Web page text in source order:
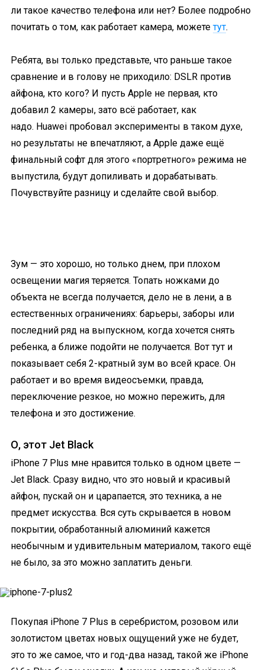
ли такое качество телефона или нет? Более подробно
почитать о том, как работает камера, можететут.
Ребята, вы только представьте, что раньше такое
сравнение и в голову не приходило: DSLR против
айфона, кто кого? И пусть Apple не первая, кто
добавил 2 камеры, зато всё работает, как
надо. Huawei пробовал эксперименты в таком духе,
но результаты не впечатляют, а Apple даже ещё
финальный софт для этого «портретного» режима не
выпустила, будут допиливать и дорабатывать.
Почувствуйте разницу и сделайте свой выбор.
Зум — это хорошо, но только днем, при плохом
освещении магия теряется. Топать ножками до
объекта не всегда получается, дело не в лени, а в
естественных ограничениях: барьеры, заборы или
последний ряд на выпускном, когда хочется снять
ребенка, а ближе подойти не получается. Вот тут и
показывает себя 2-кратный зум во всей красе. Он
работает и во время видеосъемки, правда,
переключение резкое, но можно пережить, для
телефона и это достижение.
О, этот Jet Black
iPhone 7 Plus мне нравится только в одном цвете —
Jet Black. Сразу видно, что это новый и красивый
айфон, пускай он и царапается, это техника, а не
предмет искусства. Вся суть скрывается в новом
покрытии, обработанный алюминий кажется
необычным и удивительным материалом, такого ещё
не было, за это можно заплатить деньги.
Покупая iPhone 7 Plus в серебристом, розовом или
золотистом цветах новых ощущений уже не будет,
это то же самое, что и год-два назад, такой же iPhone